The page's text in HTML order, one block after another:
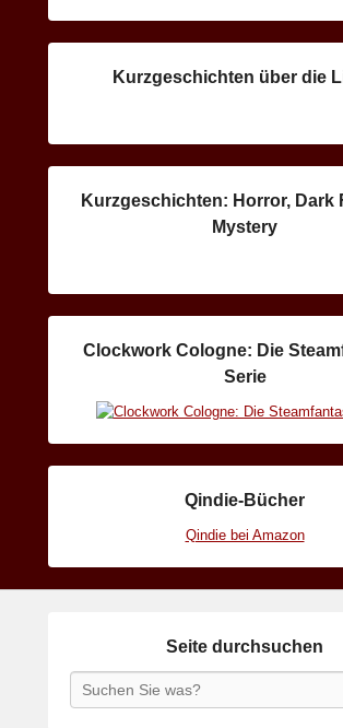
Kurzgeschichten über die
Kurzgeschichten: Horror, Dark
Mystery
Clockwork Cologne: Die
Serie
Qindie-Bücher
Qindie bei Amazon
Seite durchsuchen
Search